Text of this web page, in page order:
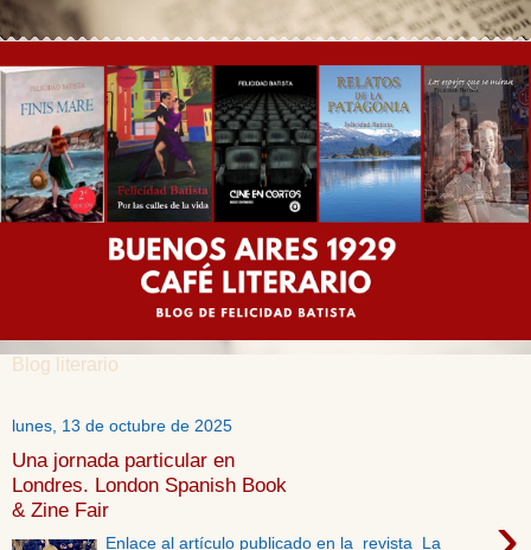
Blog literario
lunes, 13 de octubre de 2025
Una jornada particular en
Londres. London Spanish Book
& Zine Fair
Enlace al artículo publicado en la revista La